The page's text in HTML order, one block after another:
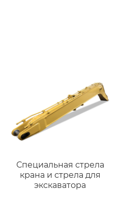
Специальная стрела
крана и стрела для
экскаватора